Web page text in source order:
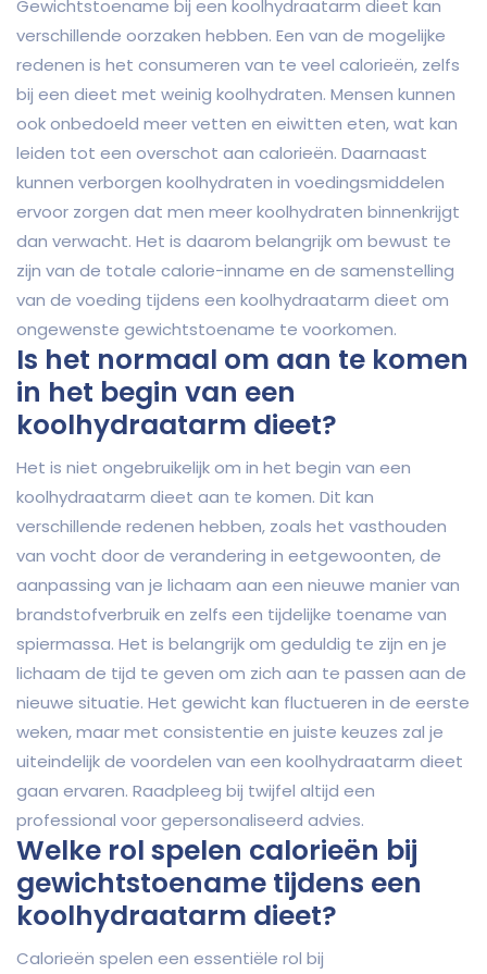
Gewichtstoename bij een koolhydraatarm dieet kan
verschillende oorzaken hebben. Een van de mogelijke
redenen is het consumeren van te veel calorieën, zelfs
bij een dieet met weinig koolhydraten. Mensen kunnen
ook onbedoeld meer vetten en eiwitten eten, wat kan
leiden tot een overschot aan calorieën. Daarnaast
kunnen verborgen koolhydraten in voedingsmiddelen
ervoor zorgen dat men meer koolhydraten binnenkrijgt
dan verwacht. Het is daarom belangrijk om bewust te
zijn van de totale calorie-inname en de samenstelling
van de voeding tijdens een koolhydraatarm dieet om
ongewenste gewichtstoename te voorkomen.
Is het normaal om aan te komen
in het begin van een
koolhydraatarm dieet?
Het is niet ongebruikelijk om in het begin van een
koolhydraatarm dieet aan te komen. Dit kan
verschillende redenen hebben, zoals het vasthouden
van vocht door de verandering in eetgewoonten, de
aanpassing van je lichaam aan een nieuwe manier van
brandstofverbruik en zelfs een tijdelijke toename van
spiermassa. Het is belangrijk om geduldig te zijn en je
lichaam de tijd te geven om zich aan te passen aan de
nieuwe situatie. Het gewicht kan fluctueren in de eerste
weken, maar met consistentie en juiste keuzes zal je
uiteindelijk de voordelen van een koolhydraatarm dieet
gaan ervaren. Raadpleeg bij twijfel altijd een
professional voor gepersonaliseerd advies.
Welke rol spelen calorieën bij
gewichtstoename tijdens een
koolhydraatarm dieet?
Calorieën spelen een essentiële rol bij